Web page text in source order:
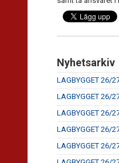
Nyhetsarkiv
LAGBYGGET 26/
LAGBYGGET 26/
LAGBYGGET 26/
LAGBYGGET 26/
LAGBYGGET 26/